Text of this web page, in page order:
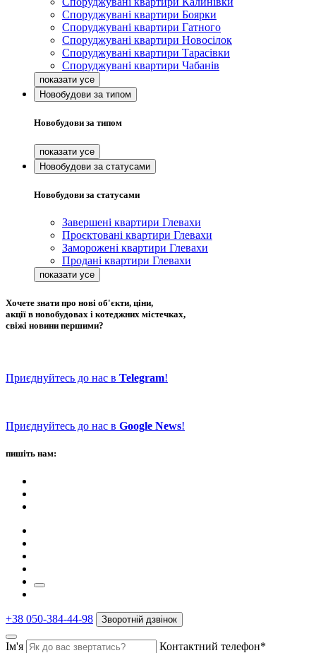
Споруджувані квартири Боярки
Споруджувані квартири Гатного
Споруджувані квартири Новосілок
Споруджувані квартири Тарасівки
Споруджувані квартири Чабанів
Новобудови за типом
Новобудови за типом
Новобудови за статусами
Новобудови за статусами
Завершені квартири Глевахи
Проєктовані квартири Глевахи
Заморожені квартири Глевахи
Продані квартири Глевахи
Хочете знати про нові об'єкти, ціни,
акції в новобудовах і котеджних містечках,
свіжі новини першими?
Приєднуйтесь до нас в Telegram!
Приєднуйтесь до нас в Google News!
пишіть нам:
+38 050-384-44-98 Зворотній дзвінок
Ім'я Контактний телефон*